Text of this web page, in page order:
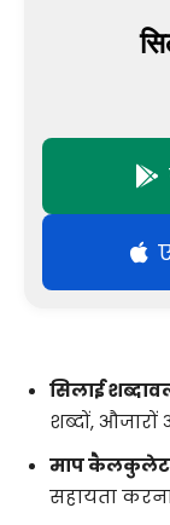
सिलाई
शब्दों, औजारों
माप
सहायता